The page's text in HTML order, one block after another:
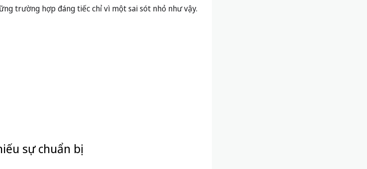
trường hợp đáng tiếc chỉ vì một sai sót nhỏ như vậy.
sự chuẩn bị